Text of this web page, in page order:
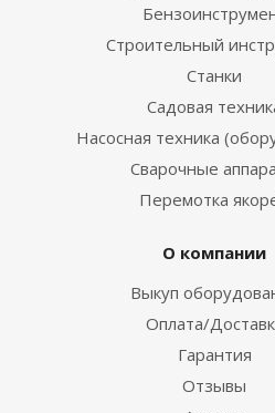
Строительный
Станки
Садовая
Насосная техника
Сварочные
Перемотка
О компании
Выкуп
Оплата/
Гарантия
Отзывы